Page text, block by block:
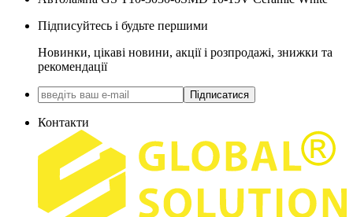
Підписуйтесь і будьте першими
Новинки, цікаві новини, акції і розпродажі, знижки та
рекомендації
Підписатися
Контакти